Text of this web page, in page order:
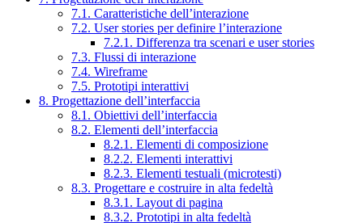
7.1. Caratteristiche dell’interazione
7.2. User stories per definire l’interazione
7.2.1. Differenza tra scenari e user stories
7.3. Flussi di interazione
7.4. Wireframe
7.5. Prototipi interattivi
8. Progettazione dell’interfaccia
8.1. Obiettivi dell’interfaccia
8.2. Elementi dell’interfaccia
8.2.1. Elementi di composizione
8.2.2. Elementi interattivi
8.2.3. Elementi testuali (microtesti)
8.3. Progettare e costruire in alta fedeltà
8.3.1. Layout di pagina
8.3.2. Prototipi in alta fedeltà